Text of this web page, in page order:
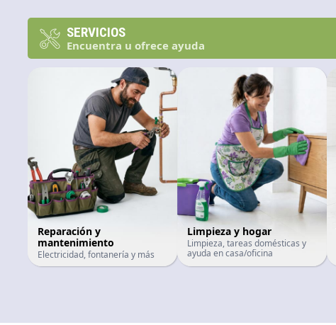
SERVICIOS
Encuentra u ofrece ayuda
Reparación y
mantenimiento
Electricidad, fontanería y más
Limpieza y hogar
Limpieza, tareas domésticas y
ayuda en casa/oficina